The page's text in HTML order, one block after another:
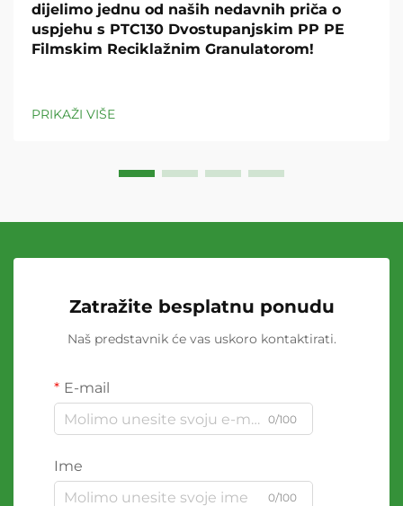
dijelimo jednu od naših nedavnih priča o
uspjehu s PTC130 Dvostupanjskim PP PE
Filmskim Reciklažnim Granulatorom!
PRIKAŽI VIŠE
Zatražite besplatnu ponudu
Naš predstavnik će vas uskoro kontaktirati.
E-mail
0/100
Ime
0/100